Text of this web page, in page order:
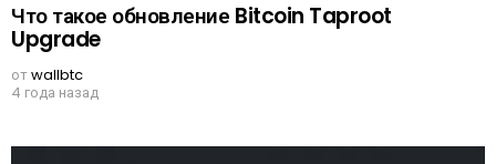
Что такое обновление Bitcoin Taproot
Upgrade
отwallbtc
4 года назад